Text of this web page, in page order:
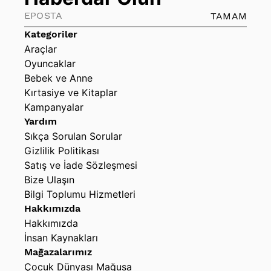
Kategoriler
Araçlar
Oyuncaklar
Bebek ve Anne
Kırtasiye ve Kitaplar
Kampanyalar
Yardım
Sıkça Sorulan Sorular
Gizlilik Politikası
Satış ve İade Sözleşmesi
Bize Ulaşın
Bilgi Toplumu Hizmetleri
Hakkımızda
Hakkımızda
İnsan Kaynakları
Mağazalarımız
Çocuk Dünyası Mağusa
TAMAM